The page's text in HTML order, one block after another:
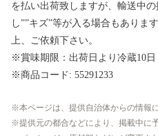
を払い出荷致しますが、輸送中
し””キズ”等が入る場合もありま
上、ご依頼下さい。
※賞味期限：出荷日より冷蔵10日
※商品コード: 55291233
本ページは、提供自治体からの情報
提供元の都合などにより、掲載中に